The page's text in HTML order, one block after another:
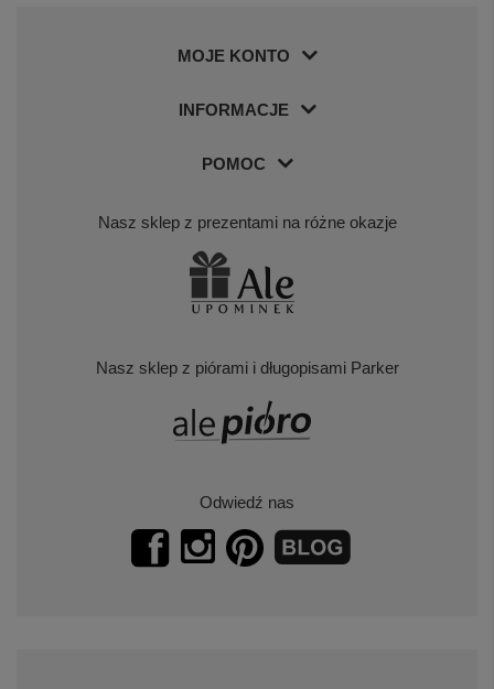
Na chrzest i roczek: błękitna karuzela z
269,00 zł